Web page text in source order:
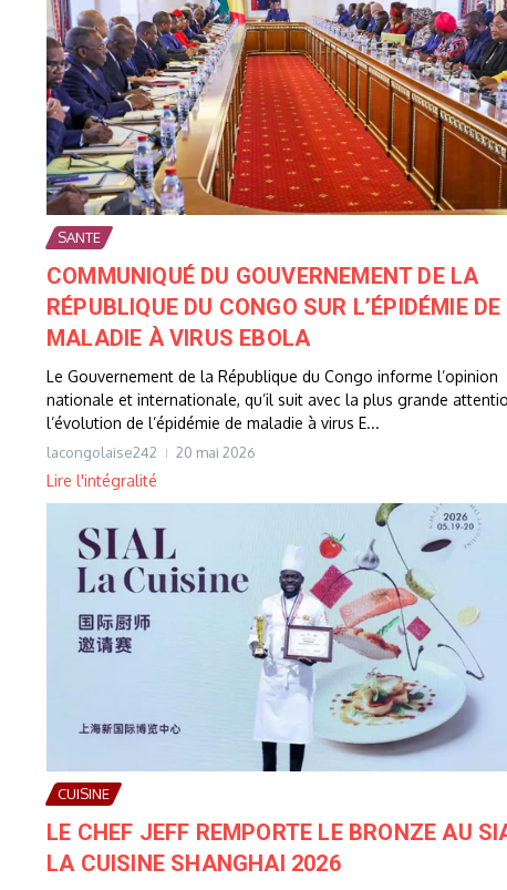
SANTE
COMMUNIQUÉ DU GOUVERNEMENT DE LA
RÉPUBLIQUE DU CONGO SUR L’ÉPIDÉMIE DE
MALADIE À VIRUS EBOLA
Le Gouvernement de la République du Congo informe l’opinion
nationale et internationale, qu’il suit avec la plus grande
l’évolution de l’épidémie de maladie à virus E...
lacongolaise242 20 mai 2026
Lire l'intégralité
CUISINE
LE CHEF JEFF REMPORTE LE BRONZE AU
LA CUISINE SHANGHAI 2026